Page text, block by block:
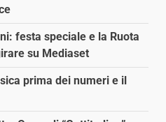
festa speciale e la Ruota
su Mediaset
prima dei numeri e il